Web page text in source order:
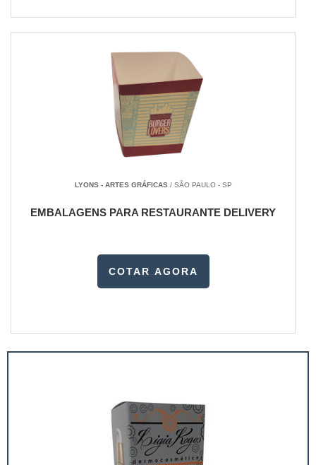
LYONS - ARTES GRÁFICAS/ SÃO PAULO - SP
EMBALAGENS PARA RESTAURANTE DELIVERY
COTAR AGORA